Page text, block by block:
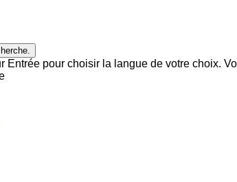
Entrée pour choisir la langue de votre choix.